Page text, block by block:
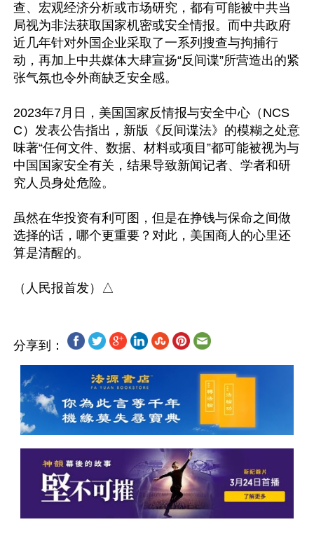
查、宏观经济分析或市场研究，都有可能被中共当
局视为非法获取国家机密或安全情报。而中共政府
近几年针对外国企业采取了一系列搜查与拘捕行
动，再加上中共媒体大肆宣扬“反间谍”所营造出的紧
张气氛也令外商缺乏安全感。
2023年7月日，美国国家反情报与安全中心（NCS
C）发表公告指出，新版《反间谍法》的模糊之处意
味著“任何文件、数据、材料或项目”都可能被视为与
中国国家安全有关，结果导致新闻记者、学者和研
究人员身处危险。
虽然在华投资有利可图，但是在挣钱与保命之间做
选择的话，哪个更重要？对此，美国商人的心里还
算是清醒的。
分享到：